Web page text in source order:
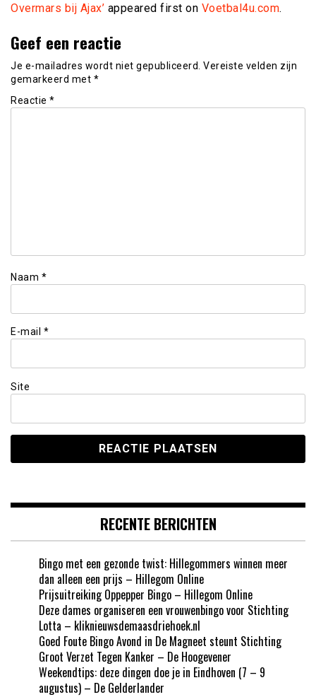
Overmars bij Ajax’ appeared first on Voetbal4u.com.
Geef een reactie
Je e-mailadres wordt niet gepubliceerd. Vereiste velden zijn
gemarkeerd met *
Reactie *
Naam *
E-mail *
Site
RECENTE BERICHTEN
Bingo met een gezonde twist: Hillegommers winnen meer
dan alleen een prijs – Hillegom Online
Prijsuitreiking Oppepper Bingo – Hillegom Online
Deze dames organiseren een vrouwenbingo voor Stichting
Lotta – kliknieuwsdemaasdriehoek.nl
Goed Foute Bingo Avond in De Magneet steunt Stichting
Groot Verzet Tegen Kanker – De Hoogevener
Weekendtips: deze dingen doe je in Eindhoven (7 – 9
augustus) – De Gelderlander